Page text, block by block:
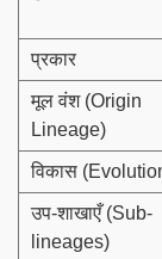
प्रकार
मूल वंश (Origin
Lineage)
विकास
उप-शाखाएँ (Sub-
lineages)